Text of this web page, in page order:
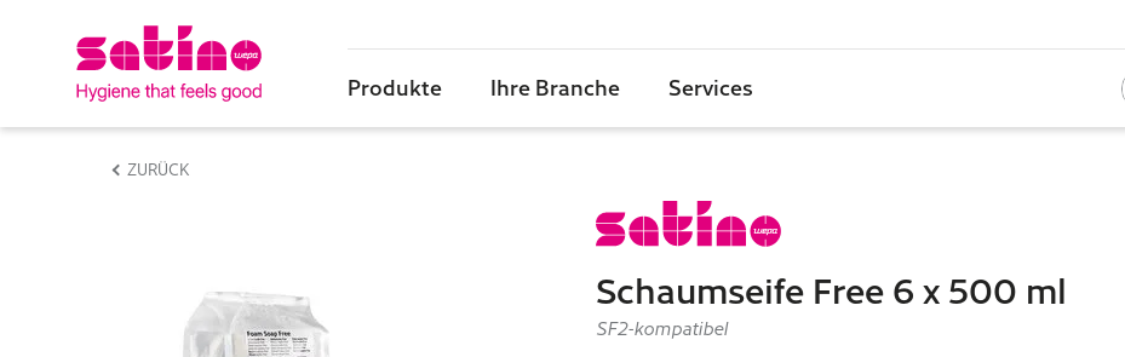
Produkte Ihre Branche Services
ZURÜCK
Schaumseife Free 6 x 500 ml
SF2-kompatibel